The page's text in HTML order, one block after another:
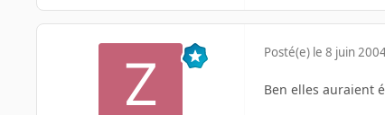
Posté(e) le 8 juin
Ben elles auraient